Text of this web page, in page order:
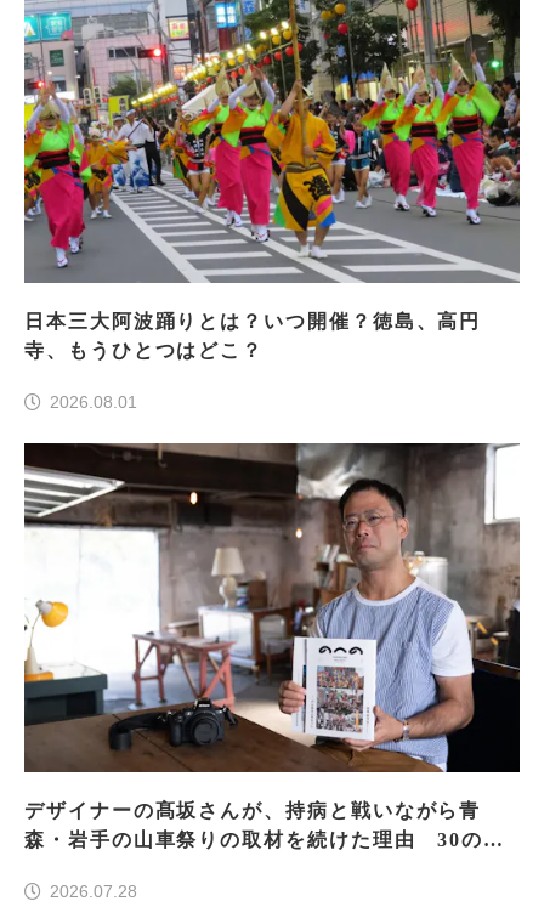
日本三大阿波踊りとは？いつ開催？徳島、高円
寺、もうひとつはどこ？
2026.08.01
デザイナーの髙坂さんが、持病と戦いながら青
森・岩手の山車祭りの取材を続けた理由 30の山
2026.07.28